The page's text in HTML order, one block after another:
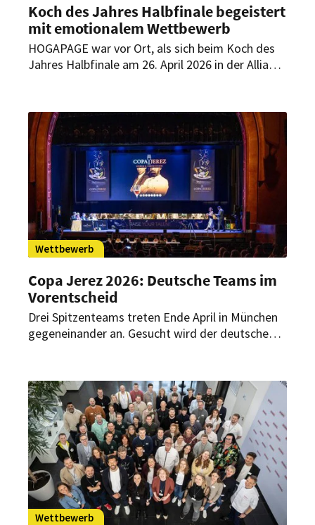
Koch des Jahres Halbfinale begeistert
mit emotionalem Wettbewerb
HOGAPAGE war vor Ort, als sich beim Koch des
Jahres Halbfinale am 26. April 2026 in der Allianz
Einzug ins Finale – mit Gerichten, die ihre
persönliche Geschichte erzählen. Am Ende stehen
sechs Finalisten fest.
Wettbewerb
Copa Jerez 2026: Deutsche Teams im
Vorentscheid
Drei Spitzenteams treten Ende April in München
gegeneinander an. Gesucht wird der deutsche
Wettbewerb